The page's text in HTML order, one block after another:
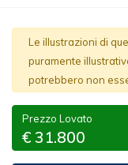
Le illustrazioni di
puramente
potrebbero non
Prezzo Lovato
€ 31.800